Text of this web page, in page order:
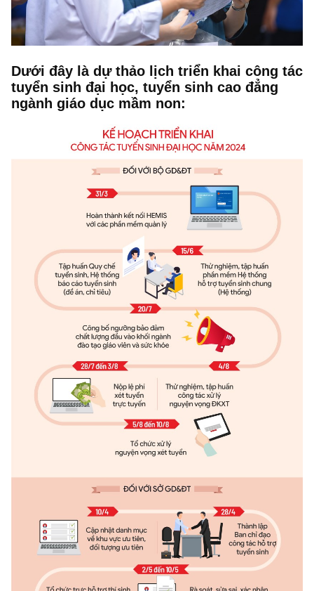
Dưới đây là dự thảo lịch triển khai công tác
tuyển sinh đại học, tuyển sinh cao đẳng
ngành giáo dục mầm non: